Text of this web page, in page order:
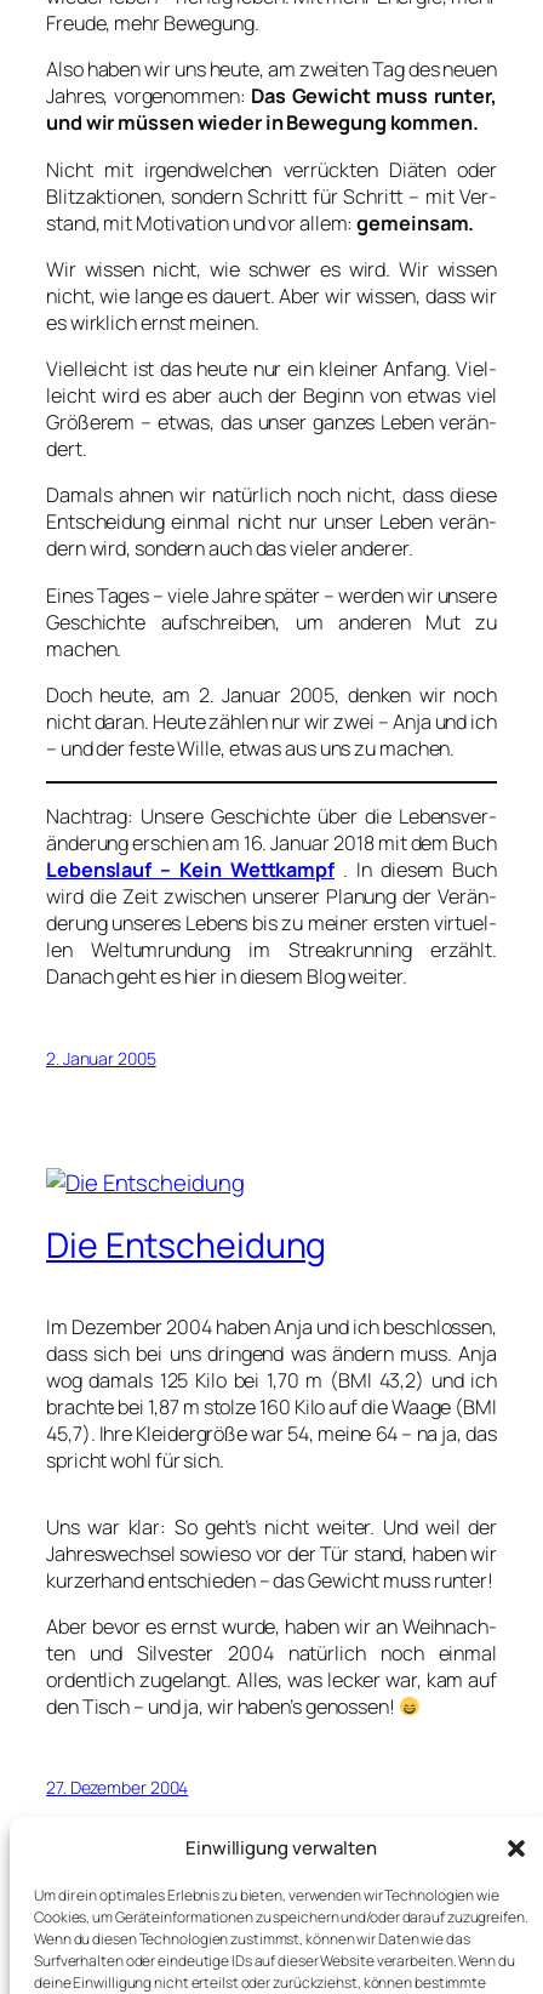
Einwilligung verwalten
Um dir ein optimales Erlebnis zu bieten, verwenden wir Technologien wie
Cookies, um Geräteinformationen zu speichern und/oder darauf zuzugreifen.
Wenn du diesen Technologien zustimmst, können wir Daten wie das
Surfverhalten oder eindeutige IDs auf dieser Website verarbeiten. Wenn du
deine Einwilligung nicht erteilst oder zurückziehst, können bestimmte
Freu­de, mehr Bewe­gung.
Also haben wir uns heu­te, am zwei­ten Tag des neu­en
Jah­res, vor­ge­nom­men: Das Gewicht muss run­ter,
und wir müs­sen wie­der in Bewe­gung kom­men.
Nicht mit irgend­wel­chen ver­rück­ten Diä­ten oder
Blitz­ak­tio­nen, son­dern Schritt für Schritt – mit Ver­
stand, mit Moti­va­ti­on und vor allem:gemein­sam.
Wir wis­sen nicht, wie schwer es wird. Wir wis­sen
nicht, wie lan­ge es dau­ert. Aber wir wis­sen, dass wir
es wirk­lich ernst mei­nen.
Viel­leicht ist das heu­te nur ein klei­ner Anfang. Viel­
leicht wird es aber auch der Beginn von etwas viel
Grö­ße­rem – etwas, das unser gan­zes Leben ver­än­
dert.
Damals ahnen wir natür­lich noch nicht, dass die­se
Ent­schei­dung ein­mal nicht nur unser Leben ver­än­
dern wird, son­dern auch das vie­ler ande­rer.
Eines Tages – vie­le Jah­re spä­ter – wer­den wir unse­re
Geschich­te auf­schrei­ben, um ande­ren Mut zu
machen.
Doch heu­te, am 2. Janu­ar 2005, den­ken wir noch
nicht dar­an. Heu­te zäh­len nur wir zwei – Anja und ich
– und der fes­te Wil­le, etwas aus uns zu machen.
Nach­trag: Unse­re Geschich­te über die Lebens­ver­
än­de­rung erschien am 16. Janu­ar 2018 mit dem Buch
Lebens­lauf – Kein Wett­kampf. In die­sem Buch
wird die Zeit zwi­schen unse­rer Pla­nung der Ver­än­
de­rung unse­res Lebens bis zu mei­ner ers­ten vir­tu­el­
len Welt­um­run­dung im Streak­run­ning erzählt.
Danach geht es hier in die­sem Blog wei­ter.
2. Januar 2005
Die Entscheidung
Im Dezem­ber 2004 haben Anja und ich beschlos­sen,
dass sich bei uns drin­gend was ändern muss. Anja
wog damals 125 Kilo bei 1,70 m (BMI 43,2) und ich
brach­te bei 1,87 m stol­ze 160 Kilo auf die Waa­ge (BMI
45,7). Ihre Klei­der­grö­ße war 54, mei­ne 64 – na ja, das
spricht wohl für sich.
Uns war klar: So geht’s nicht wei­ter. Und weil der
Jah­res­wech­sel sowie­so vor der Tür stand, haben wir
kur­zer­hand ent­schie­den – das Gewicht muss run­ter!
Aber bevor es ernst wur­de, haben wir an Weih­nach­
ten und Sil­ves­ter 2004 natür­lich noch ein­mal
ordent­lich zuge­langt. Alles, was lecker war, kam auf
den Tisch – und ja, wir haben’s genos­sen!
27. Dezember 2004
← Vorherige Seite 12